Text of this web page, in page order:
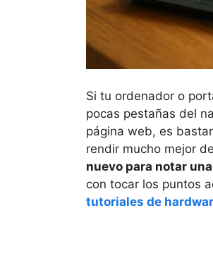
Si tu ordenador o
pocas pestañas del
página web, es
rendir mucho mejor
nuevo para notar
con tocar los puntos
tutoriales de